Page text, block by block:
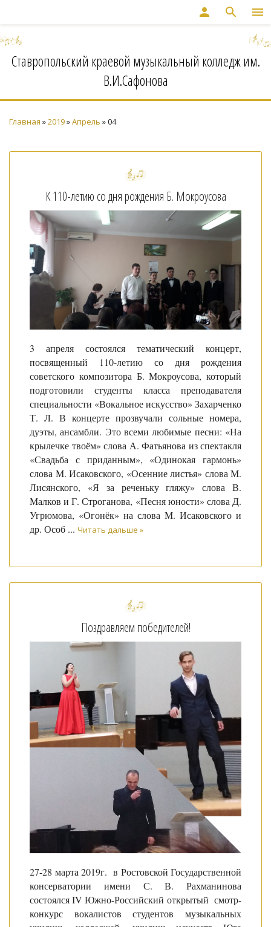
menu
search
person
Ставропольский краевой музыкальный колледж им.
В.И.Сафонова
Главная »2019»Апрель »04
К 110-летию со дня рождения Б. Мокроусова
3 апреля состоялся тематический концерт,
посвященный 110-летию со дня рождения
советского композитора Б. Мокроусова, который
подготовили студенты класса преподавателя
специальности «Вокальное искусство» Захарченко
Т. Л. В концерте прозвучали сольные номера,
дуэты, ансамбли. Это всеми любимые песни: «На
крылечке твоём» слова А. Фатьянова из спектакля
«Свадьба с приданным», «Одинокая гармонь»
слова М. Исаковского, «Осенние листья» слова М.
Лисянского, «Я за реченьку гляжу» слова В.
Малков и Г. Строганова, «Песня юности» слова Д.
Угрюмова, «Огонёк» на слова М. Исаковского и
др. Особ ... Читать дальше »
Поздравляем победителей!
27-28 марта 2019г. в Ростовской Государственной
консерватории имени С. В. Рахманинова
состоялся IV Южно-Российский открытый смотр-
конкурс вокалистов студентов музыкальных